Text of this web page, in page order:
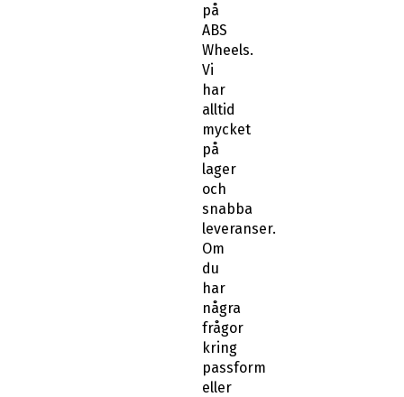
på
ABS
Wheels.
Vi
har
alltid
mycket
på
lager
och
snabba
leveranser.
Om
du
har
några
frågor
kring
passform
eller